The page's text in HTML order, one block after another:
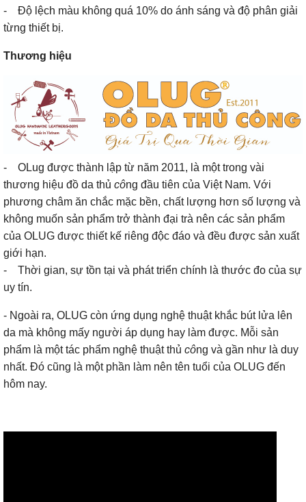
- Độ lệch màu không quá 10% do ánh sáng và độ phân giải
từng thiết bị.
Thương hiệu
- OLug được thành lập từ năm 2011, là một trong vài
thương hiệu đồ da thủ công đầu tiên của Việt Nam. Với
phương châm ăn chắc mặc bền, chất lượng hơn số lượng và
không muốn sản phẩm trở thành đại trà nên các sản phẩm
của OLUG được thiết kế riêng độc đáo và đều được sản xuất
giới hạn.
- Thời gian, sự tồn tại và phát triển chính là thước đo của sự
uy tín.
- Ngoài ra, OLUG còn ứng dụng nghệ thuật khắc bút lửa lên
da mà không mấy người áp dụng hay làm được. Mỗi sản
phẩm là một tác phẩm nghệ thuật thủ công và gần như là duy
nhất. Đó cũng là một phần làm nên tên tuổi của OLUG đến
hôm nay.